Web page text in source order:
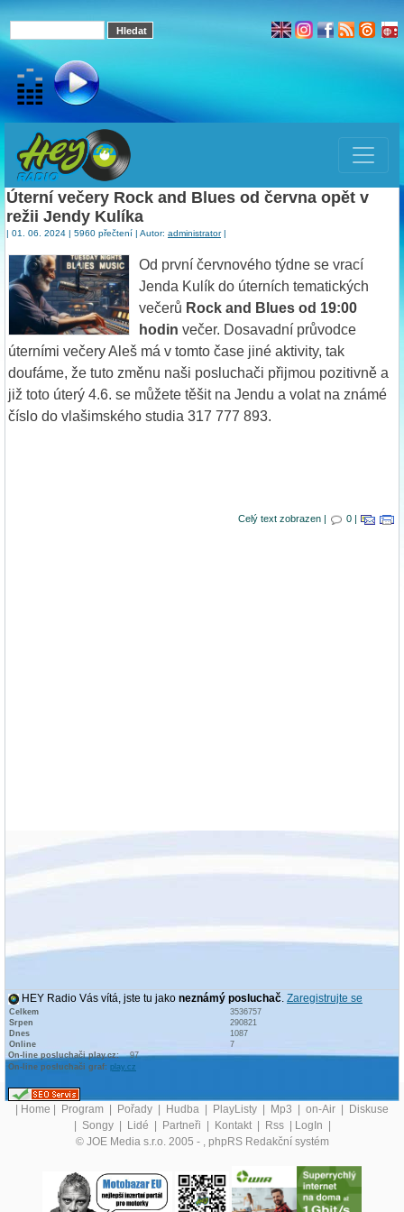
Úterní večery Rock and Blues od června opět v
režii Jendy Kulíka
| 01. 06. 2024 | 5960 přečtení | Autor: administrator|
Od první červnového týdne se vrací
Jenda Kulík do úterních tematických
večerů Rock and Blues od 19:00
hodin večer. Dosavadní průvodce
úterními večery Aleš má v tomto čase jiné aktivity, tak
doufáme, že tuto změnu naši posluchači přijmou pozitivně a
již toto úterý 4.6. se můžete těšit na Jendu a volat na známé
číslo do vlašimského studia 317 777 893.
Celý text zobrazen | 0 |
HEY Radio Vás vítá, jste tu jako neznámý posluchač. Zaregistrujte se
Celkem
3536757
Srpen
290821
Dnes
1087
Online
7
On-line posluchači play.cz:
97
On-line posluchači graf: play.cz
Home Program Pořady Hudba PlayListy Mp3 on-Air
Diskuse
Songy Lidé Partneři Kontakt Rss LogIn
© JOE Media s.r.o. 2005 - , phpRS Redakční systém